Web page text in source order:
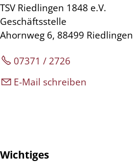
TSV Riedlingen 1848 e.V.
Geschäftsstelle
Ahornweg 6, 88499 Riedlingen
07371 / 2726
E-Mail schreiben
Wichtiges